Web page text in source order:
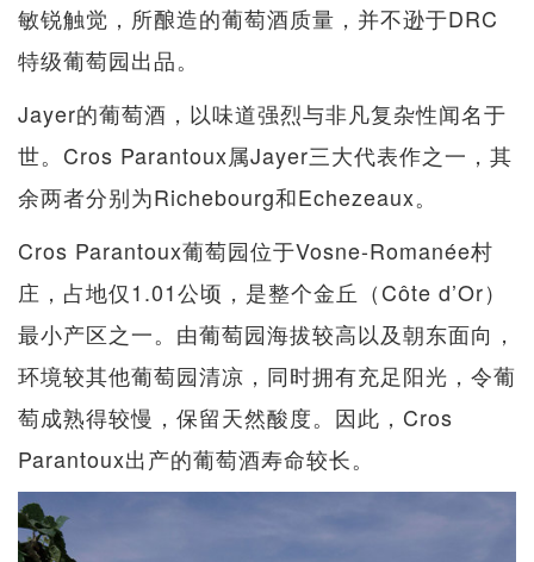
敏锐触觉，所酿造的葡萄酒质量，并不逊于DRC
特级葡萄园出品。
Jayer的葡萄酒，以味道强烈与非凡复杂性闻名于
世。Cros Parantoux属Jayer三大代表作之一，其
余两者分别为Richebourg和Echezeaux。
Cros Parantoux葡萄园位于Vosne-Romanée村
庄，占地仅1.01公顷，是整个金丘（Côte d’Or）
最小产区之一。由葡萄园海拔较高以及朝东面向，
环境较其他葡萄园清凉，同时拥有充足阳光，令葡
萄成熟得较慢，保留天然酸度。因此，Cros
Parantoux出产的葡萄酒寿命较长。